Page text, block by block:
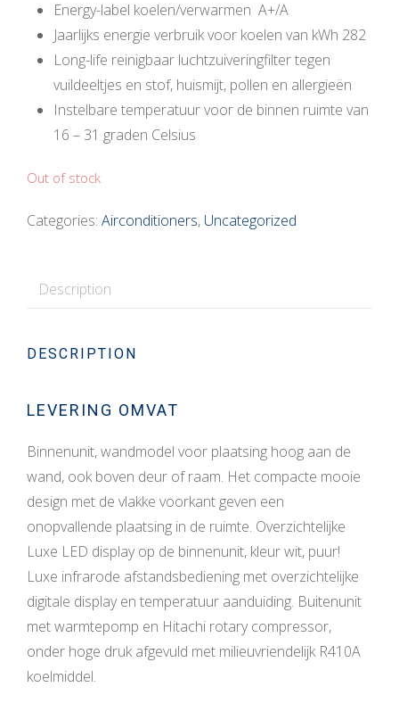
Energy-label koelen/verwarmen A+/A
Jaarlijks energie verbruik voor koelen van kWh 282
Long-life reinigbaar luchtzuiveringfilter tegen
vuildeeltjes en stof, huismijt, pollen en allergieën
Instelbare temperatuur voor de binnen ruimte van
16 – 31 graden Celsius
Out of stock
Categories: Airconditioners, Uncategorized
Description
DESCRIPTION
LEVERING OMVAT
Binnenunit, wandmodel voor plaatsing hoog aan de
wand, ook boven deur of raam. Het compacte mooie
design met de vlakke voorkant geven een
onopvallende plaatsing in de ruimte. Overzichtelijke
Luxe LED display op de binnenunit, kleur wit, puur!
Luxe infrarode afstandsbediening met overzichtelijke
digitale display en temperatuur aanduiding. Buitenunit
met warmtepomp en Hitachi rotary compressor,
onder hoge druk afgevuld met milieuvriendelijk R410A
koelmiddel.